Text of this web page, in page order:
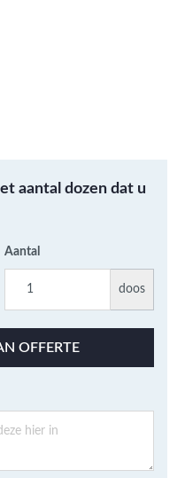
aantal dozen dat u
Aantal
doos
OFFERTE